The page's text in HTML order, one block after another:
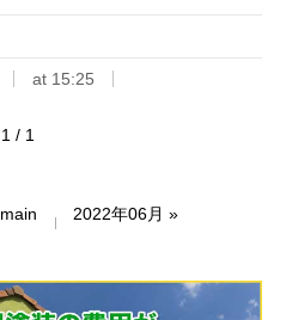
at 15:25
1 / 1
main 2022年06月 »